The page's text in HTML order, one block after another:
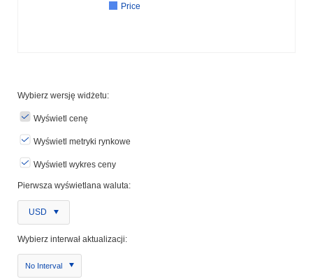
Price
Wybierz wersję widżetu:
Wyświetl cenę
Wyświetl metryki rynkowe
Wyświetl wykres ceny
Pierwsza wyświetlana waluta:
USD
Wybierz interwał aktualizacji:
No Interval